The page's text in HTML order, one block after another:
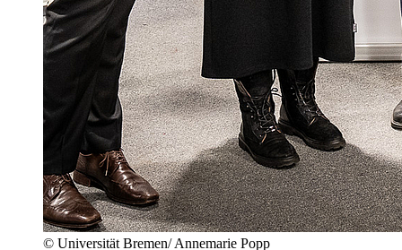
© Universität Bremen/ Annemarie Popp